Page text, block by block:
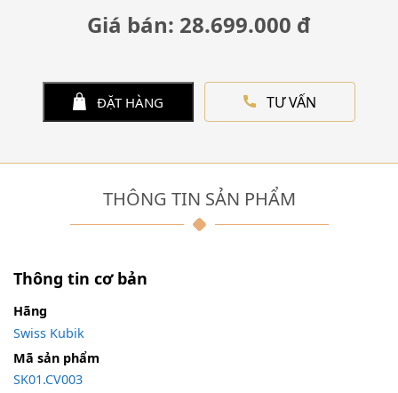
Giá bán: 28.699.000 đ
ĐẶT HÀNG TƯ VẤN
THÔNG TIN SẢN PHẨM
Thông tin cơ bản
Hãng
Swiss Kubik
Mã sản phẩm
SK01.CV003